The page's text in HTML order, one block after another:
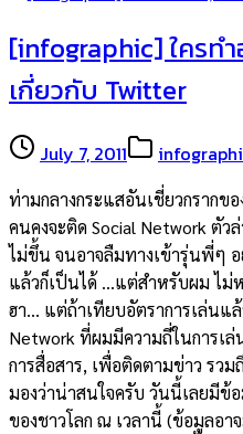
[infographic] ใครทำ
เกี่ยวกับ Twitter
July 7, 2011
ท่ามกลางกระแสอันเชี่ยวกรากข
คนคงจะติด Social Network ตัว
ไม่ขึ้น จนอาจลืมทางเข้ารุ่นพี่ๆ
แล้วก็เป็นได้ …แต่สำหรับผม ไม่
ฮา… แต่ถ้าเทียบอัตราการเล่นแ
Network ที่ผมมีความถี่ในการเล่
การสื่อสาร, เพื่อติดตามข่าว รว
มองว่าน่าสนใจครับ วันนี้เลยมีข้
ของชาวโลก ณ เวลานี้ (ข้อมูลอา